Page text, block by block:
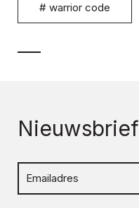
# warrior code
Nieuwsbrief